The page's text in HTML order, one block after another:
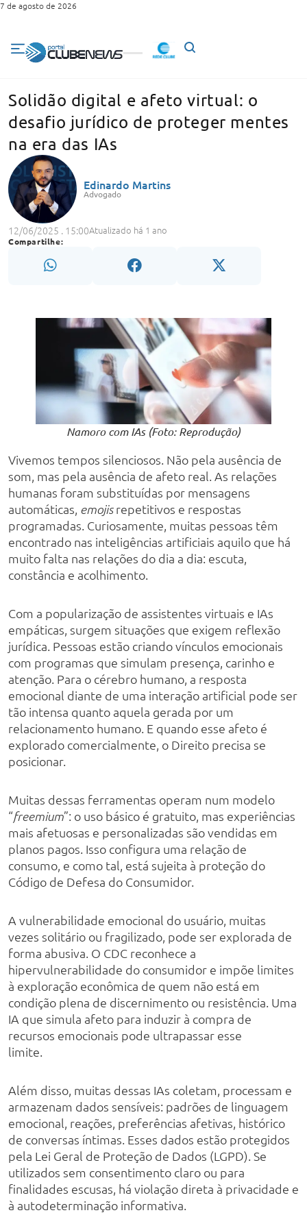
7 de agosto de 2026
Solidão digital e afeto virtual: o
desafio jurídico de proteger mentes
na era das IAs
Edinardo Martins
Advogado
12/06/2025 . 15:00Atualizado há 1 ano
Compartilhe:
Namoro com IAs (Foto: Reprodução)
Vivemos tempos silenciosos. Não pela ausência de
som, mas pela ausência de afeto real. As relações
humanas foram substituídas por mensagens
automáticas, emojisrepetitivos e respostas
programadas. Curiosamente, muitas pessoas têm
encontrado nas inteligências artificiais aquilo que há
muito falta nas relações do dia a dia: escuta,
constância e acolhimento.
Com a popularização de assistentes virtuais e IAs
empáticas, surgem situações que exigem reflexão
jurídica. Pessoas estão criando vínculos emocionais
com programas que simulam presença, carinho e
atenção. Para o cérebro humano, a resposta
emocional diante de uma interação artificial pode ser
tão intensa quanto aquela gerada por um
relacionamento humano. E quando esse afeto é
explorado comercialmente, o Direito precisa se
posicionar.
Muitas dessas ferramentas operam num modelo
“freemium”: o uso básico é gratuito, mas experiências
mais afetuosas e personalizadas são vendidas em
planos pagos. Isso configura uma relação de
consumo, e como tal, está sujeita à proteção do
Código de Defesa do Consumidor.
A vulnerabilidade emocional do usuário, muitas
vezes solitário ou fragilizado, pode ser explorada de
forma abusiva. O CDC reconhece a
hipervulnerabilidade do consumidor e impõe limites
à exploração econômica de quem não está em
condição plena de discernimento ou resistência. Uma
IA que simula afeto para induzir à compra de
recursos emocionais pode ultrapassar esse
limite.
Além disso, muitas dessas IAs coletam, processam e
armazenam dados sensíveis: padrões de linguagem
emocional, reações, preferências afetivas, histórico
de conversas íntimas. Esses dados estão protegidos
pela Lei Geral de Proteção de Dados (LGPD). Se
utilizados sem consentimento claro ou para
finalidades escusas, há violação direta à privacidade e
à autodeterminação informativa.